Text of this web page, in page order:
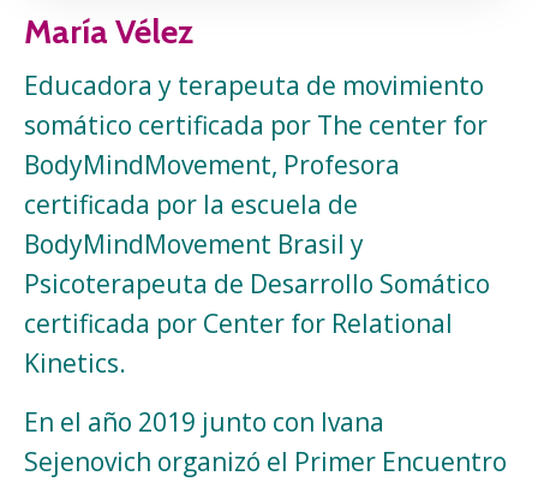
María Vélez
Educadora y terapeuta de movimiento
somático certificada por The center for
BodyMindMovement, Profesora
certificada por la escuela de
BodyMindMovement Brasil y
Psicoterapeuta de Desarrollo Somático
certificada por Center for Relational
Kinetics.
En el año 2019 junto con Ivana
Sejenovich organizó el Primer Encuentro